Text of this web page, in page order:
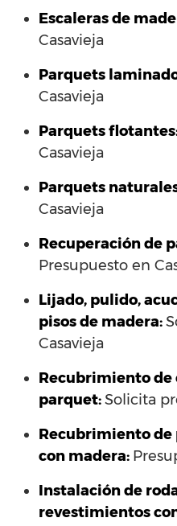
Escaleras de
Casavieja
Parquets
Casavieja
Parquets
Casavieja
Parquets
Casavieja
Recuperación de
Presupuesto en
Lijado, pulido,
pisos de madera:
Casavieja
Recubrimiento de
parquet:Solicita
Recubrimiento de
con madera:
Instalación de
revestimientos